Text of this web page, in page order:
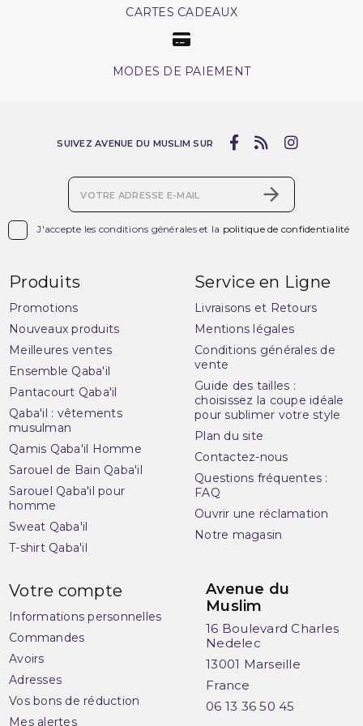
CARTES CADEAUX
MODES DE PAIEMENT
J'accepte les conditions générales et la politique de confidentialité
SUIVEZ AVENUE DU MUSLIM SUR
Produits
Promotions
Nouveaux produits
Meilleures ventes
Ensemble Qaba'il
Pantacourt Qaba'il
Qaba'il : vêtements
musulman
Qamis Qaba'il Homme
Sarouel de Bain Qaba'il
Sarouel Qaba'il pour
homme
Sweat Qaba'il
T-shirt Qaba'il
Service en Ligne
Livraisons et Retours
Mentions légales
Conditions générales de
vente
Guide des tailles :
choisissez la coupe idéale
pour sublimer votre style
Plan du site
Contactez-nous
Questions fréquentes :
FAQ
Ouvrir une réclamation
Notre magasin
Votre compte
Informations personnelles
Commandes
Avoirs
Adresses
Vos bons de réduction
Mes alertes
Avenue du
Muslim
16 Boulevard Charles
Nedelec
13001 Marseille
France
06 13 36 50 45